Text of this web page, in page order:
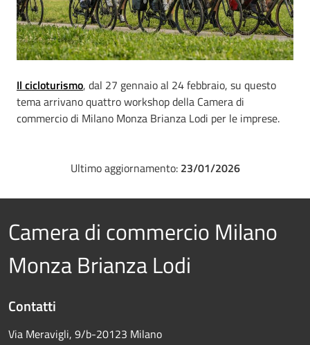
Il cicloturismo, dal 27 gennaio al 24 febbraio, su questo
tema arrivano quattro workshop della Camera di
commercio di Milano Monza Brianza Lodi per le imprese.
Ultimo aggiornamento: 23/01/2026
Camera di commercio Milano
Monza Brianza Lodi
Contatti
Via Meravigli, 9/b-20123 Milano